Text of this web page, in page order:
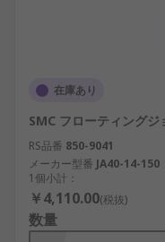
在庫あり
SMC フローティング
RS品番 850-9041
メーカー型番 JA40-14-150
1個小計：
￥4,110.00(税抜)
数量